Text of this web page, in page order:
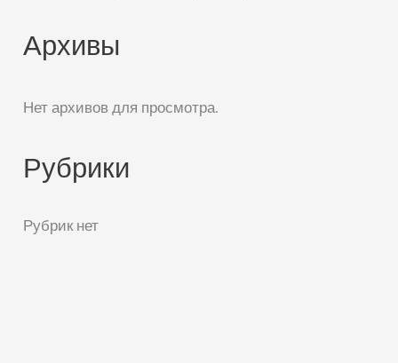
Архивы
Нет архивов для просмотра.
Рубрики
Рубрик нет